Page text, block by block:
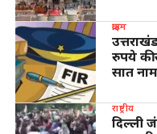
क्राइम
रुपये
सात
राष्ट्रीय
दिल्ली